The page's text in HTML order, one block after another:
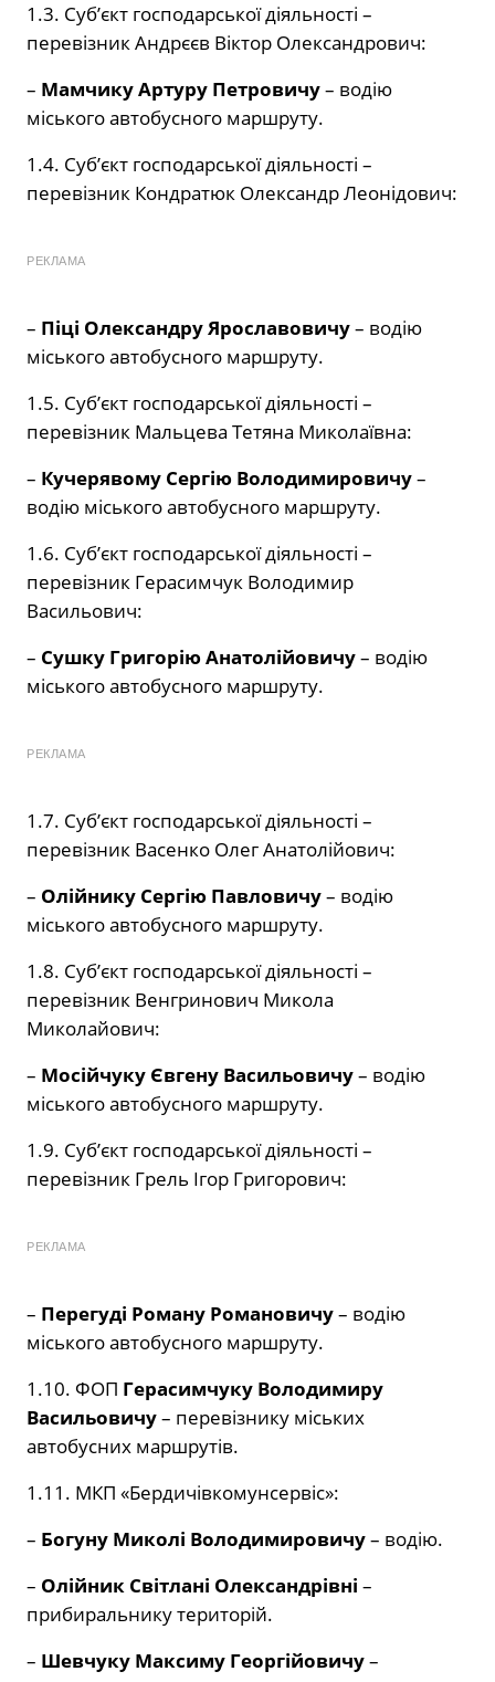
1.3. Суб’єкт господарської діяльності –
перевізник Андрєєв Віктор Олександрович:
– Мамчику Артуру Петровичу– водію
міського автобусного маршруту.
1.4. Суб’єкт господарської діяльності –
перевізник Кондратюк Олександр Леонідович:
РЕКЛАМА
– Піці Олександру Ярославовичу– водію
міського автобусного маршруту.
1.5. Суб’єкт господарської діяльності –
перевізник Мальцева Тетяна Миколаївна:
– Кучерявому Сергію Володимировичу–
водію міського автобусного маршруту.
1.6. Суб’єкт господарської діяльності –
перевізник Герасимчук Володимир
Васильович:
– Сушку Григорію Анатолійовичу– водію
міського автобусного маршруту.
РЕКЛАМА
1.7. Суб’єкт господарської діяльності –
перевізник Васенко Олег Анатолійович:
– Олійнику Сергію Павловичу– водію
міського автобусного маршруту.
1.8. Суб’єкт господарської діяльності –
перевізник Венгринович Микола
Миколайович:
– Мосійчуку Євгену Васильовичу– водію
міського автобусного маршруту.
1.9. Суб’єкт господарської діяльності –
перевізник Грель Ігор Григорович:
РЕКЛАМА
– Перегуді Роману Романовичу– водію
міського автобусного маршруту.
1.10. ФОП Герасимчуку Володимиру
Васильовичу– перевізнику міських
автобусних маршрутів.
1.11. МКП «Бердичівкомунсервіс»:
– Богуну Миколі Володимировичу– водію.
– Олійник Світлані Олександрівні –
прибиральнику територій.
– Шевчуку Максиму Георгійовичу–